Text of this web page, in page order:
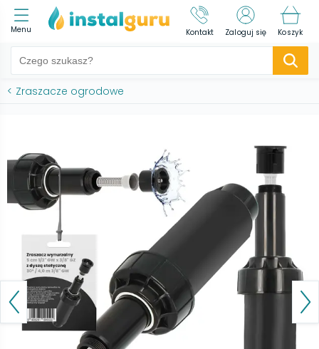
Menu Kontakt Zaloguj się Koszyk
< Zraszacze ogrodowe